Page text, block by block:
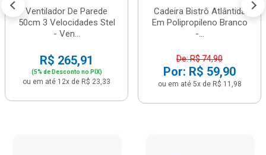
Ventilador De Parede
50cm 3 Velocidades Stel
- Ven...
R$ 265,91
(5% de Desconto no PIX)
ou em até 12x de R$ 23,33
Cadeira Bistrô Atlântida
Em Polipropileno Branco
-...
De: R$ 74,90
Por: R$ 59,90
ou em até 5x de R$ 11,98